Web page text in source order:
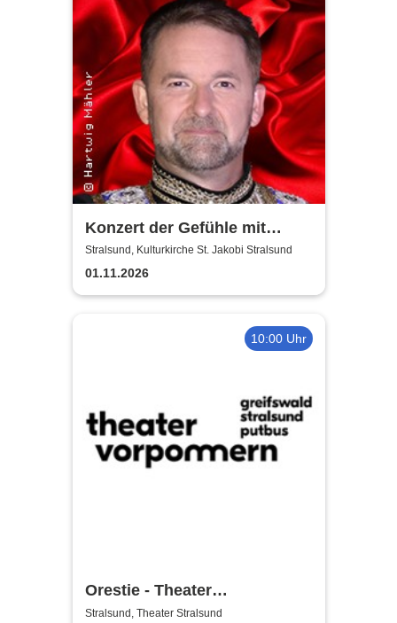
Konzert der Gefühle mit
Ronny Weiland
Stralsund, Kulturkirche St. Jakobi Stralsund
01.11.2026
10:00 Uhr
Orestie - Theater
Vorpommern
Stralsund, Theater Stralsund